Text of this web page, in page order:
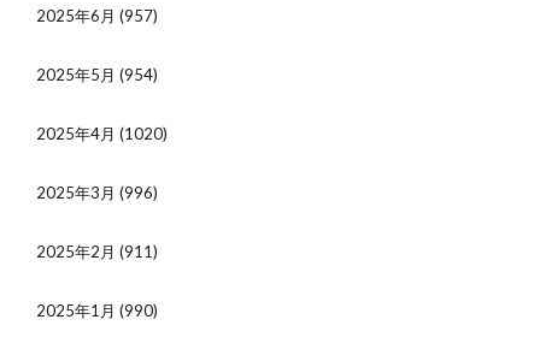
2025年6月 (957)
2025年5月 (954)
2025年4月 (1020)
2025年3月 (996)
2025年2月 (911)
2025年1月 (990)